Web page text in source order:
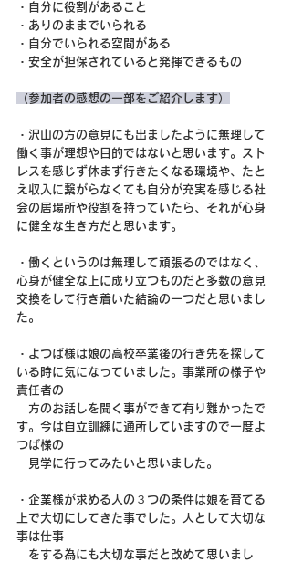
・自分に役割があること
・ありのままでいられる
・自分でいられる空間がある
・安全が担保されていると発揮できるもの
（参加者の感想の一部をご紹介します）
・沢山の方の意見にも出ましたように無理して
働く事が理想や目的ではないと思います。スト
レスを感じず休まず行きたくなる環境や、たと
え収入に繋がらなくても自分が充実を感じる社
会の居場所や役割を持っていたら、それが心身
に健全な生き方だと思います。
・働くというのは無理して頑張るのではなく、
心身が健全な上に成り立つものだと多数の意見
交換をして行き着いた結論の一つだと思いまし
た。
・よつば様は娘の高校卒業後の行き先を探して
いる時に気になっていました。事業所の様子や
責任者の
方のお話しを聞く事ができて有り難かったで
す。今は自立訓練に通所していますので一度よ
つば様の
見学に行ってみたいと思いました。
・企業様が求める人の３つの条件は娘を育てる
上で大切にしてきた事でした。人として大切な
事は仕事
をする為にも大切な事だと改めて思いまし